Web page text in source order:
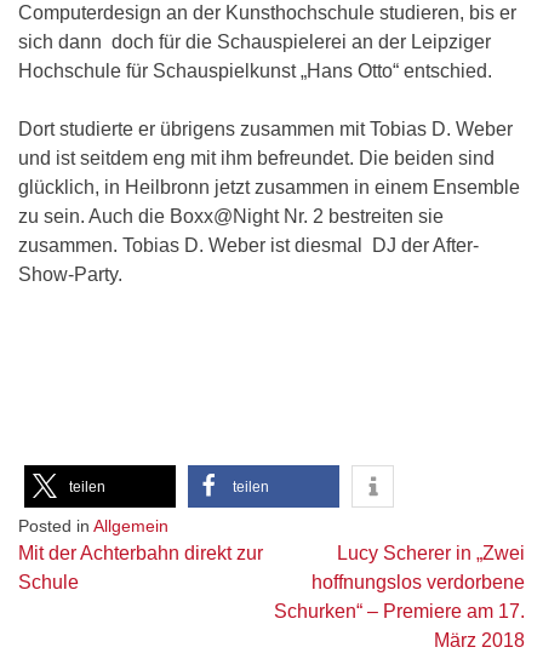
Computerdesign an der Kunsthochschule studieren, bis er
sich dann doch für die Schauspielerei an der Leipziger
Hochschule für Schauspielkunst „Hans Otto“ entschied.
Dort studierte er übrigens zusammen mit Tobias D. Weber
und ist seitdem eng mit ihm befreundet. Die beiden sind
glücklich, in Heilbronn jetzt zusammen in einem Ensemble
zu sein. Auch die Boxx@Night Nr. 2 bestreiten sie
zusammen. Tobias D. Weber ist diesmal DJ der After-
Show-Party.
teilen teilen
Posted in Allgemein
Beitragsnavigation
Mit der Achterbahn direkt zur
Schule
Lucy Scherer in „Zwei
hoffnungslos verdorbene
Schurken“ – Premiere am 17.
März 2018